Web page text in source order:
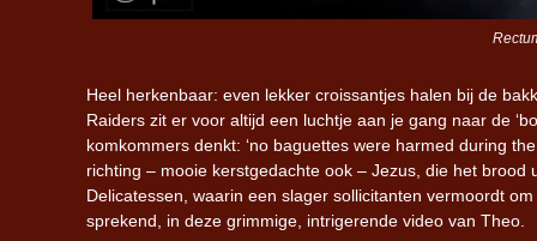
Heel herkenbaar: even lekker croissantjes halen bij de
Raiders zit er voor altijd een luchtje aan je gang naar de
komkommers denkt: ‘no baguettes were harmed during
richting – mooie kerstgedachte ook – Jezus, die het
Delicatessen, waarin een slager sollicitanten vermoordt
sprekend, in deze grimmige, intrigerende video van Theo.